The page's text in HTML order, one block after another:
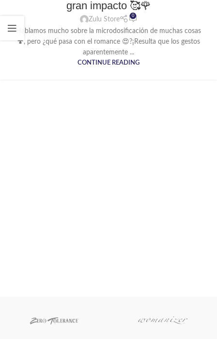
gran impacto 🥰🌹
Zulu Store
0
Hablamos mucho sobre la microdosificación de muchas cosas
🍄, pero ¿qué pasa con el romance 😍?¡Resulta que los gestos
aparentemente ...
CONTINUE READING